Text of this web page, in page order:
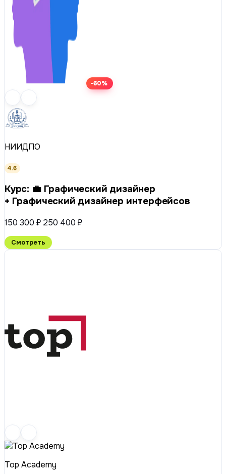
-60%
НИИДПО
4.6
Курс: 💼 Графический дизайнер
+ Графический дизайнер интерфейсов
150 300 ₽ 250 400 ₽
Смотреть
Top Academy